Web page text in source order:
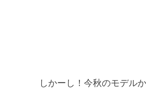
しかーし！今秋のモデル